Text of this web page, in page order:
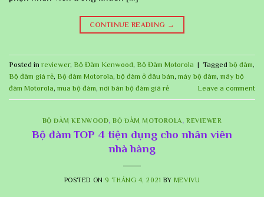
CONTINUE READING →
Posted in reviewer, Bộ Đàm Kenwood, Bộ Đàm Motorola | Tagged bộ đàm,
Bộ đàm giá rẻ, Bộ đàm Motorola, bộ đàm ở đâu bán, máy bộ đàm, máy bộ
đàm Motorola, mua bộ đàm, nơi bán bộ đàm giá rẻ Leave a comment
BỘ ĐÀM KENWOOD,BỘ ĐÀM MOTOROLA, REVIEWER
Bộ đàm TOP 4 tiện dụng cho nhân viên
nhà hàng
POSTED ON 9 THÁNG 4, 2021 BY MEVIVU